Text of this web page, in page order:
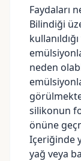
Faydaları
Bilindiği
neden
silikonun
önüne
Içeriğinde
yağ veya